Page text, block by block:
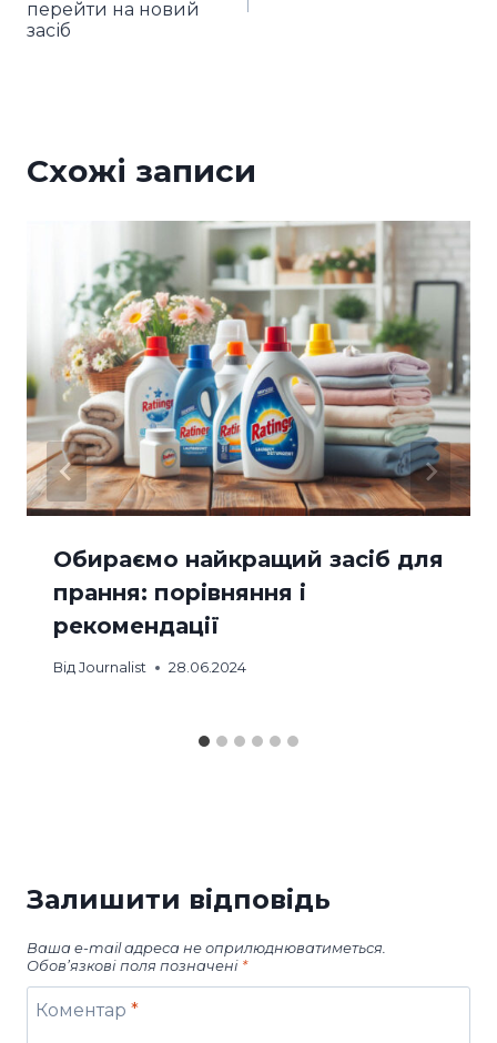
перейти на новий
засіб
Схожі записи
Обираємо найкращий засіб для
прання: порівняння і
рекомендації
Від Journalist 28.06.2024
Залишити відповідь
Ваша e-mail адреса не оприлюднюватиметься.
Обов’язкові поля позначені *
Коментар *